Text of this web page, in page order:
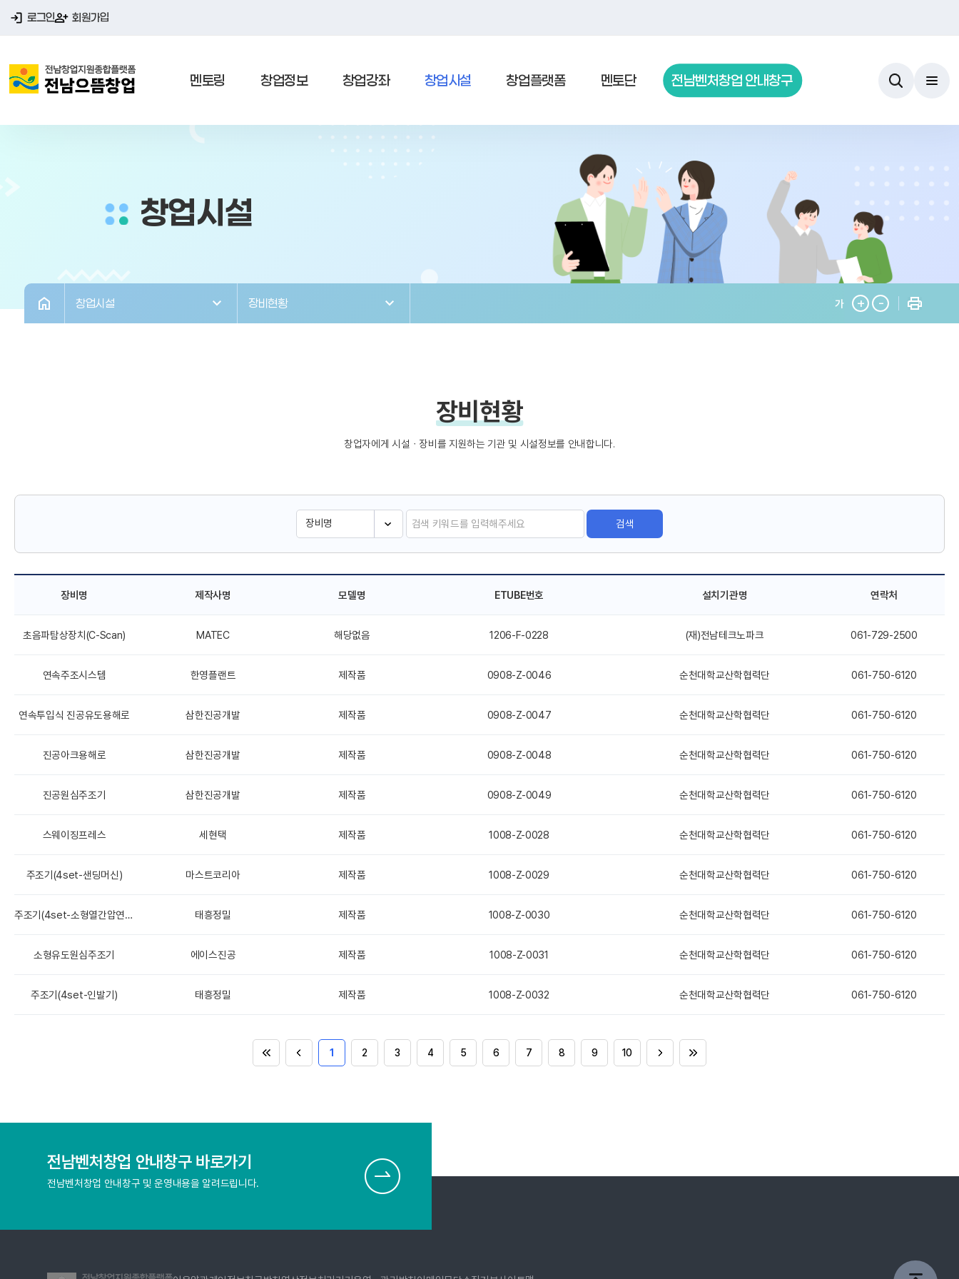
로그인 회원가입
멘토링 창업정보 창업강좌 창업시설 창업플랫폼 멘토단 전남벤처창업 안내창구
창업시설
창업시설 장비현황 가 + -
장비현황
창업자에게 시설ㆍ장비를 지원하는 기관 및 시설정보를 안내합니다.
검색
장비명 제작사명 모델명 ETUBE번호 설치기관명 연락처
초음파탐상장치(C-Scan) MATEC 해당없음 1206-F-0228 (재)전남테크노파크 061-729-2500
연속주조시스템 한영플랜트 제작품 0908-Z-0046 순천대학교산학협력단 061-750-6120
연속투입식 진공유도용해로 삼한진공개발 제작품 0908-Z-0047 순천대학교산학협력단 061-750-6120
진공아크용해로 삼한진공개발 제작품 0908-Z-0048 순천대학교산학협력단 061-750-6120
진공원심주조기 삼한진공개발 제작품 0908-Z-0049 순천대학교산학협력단 061-750-6120
스웨이징프레스 세현택 제작품 1008-Z-0028 순천대학교산학협력단 061-750-6120
주조기(4set-샌딩머신) 마스트코리아 제작품 1008-Z-0029 순천대학교산학협력단 061-750-6120
주조기(4set-소형열간압연기) 태흥정밀 제작품 1008-Z-0030 순천대학교산학협력단 061-750-6120
소형유도원심주조기 에이스진공 제작품 1008-Z-0031 순천대학교산학협력단 061-750-6120
주조기(4set-인발기) 태흥정밀 제작품 1008-Z-0032 순천대학교산학협력단 061-750-6120
1 2 3 4 5 6 7 8 9 10
전남벤처창업 안내창구 바로가기
전남벤처창업 안내창구 및 운영내용을 알려드립니다.